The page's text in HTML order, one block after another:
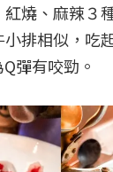
燒、麻辣３
排相似，吃
彈有咬勁。